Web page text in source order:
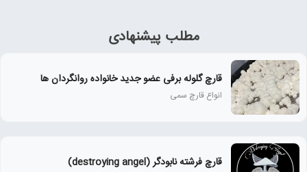
مطلب پیشنهادی
قارچ گلوله برفی عضو جدید خانواده روانگردان ها
انواع قارچ سمی
قارچ فرشته نابودگر (destroying angel)